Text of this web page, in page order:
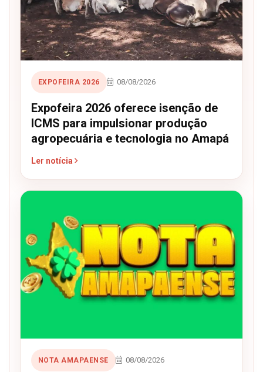
EXPOFEIRA 2026 08/08/2026
Expofeira 2026 oferece isenção de
ICMS para impulsionar produção
agropecuária e tecnologia no Amapá
Ler notícia
NOTA AMAPAENSE 08/08/2026